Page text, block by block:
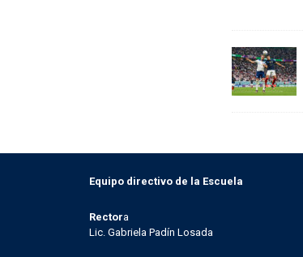
Equipo directivo de la Escuela
Rectora
Lic. Gabriela Padín Losada